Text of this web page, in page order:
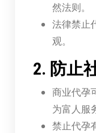
然法则。
法律禁止
观。
2. 防止
商业代孕
为富人服
禁止代孕